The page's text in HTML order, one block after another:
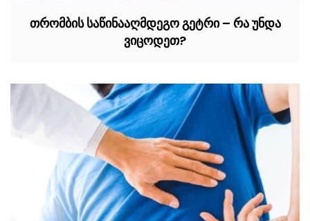
თრომბის საწინააღმდეგო გეტრი – რა უნდა
ვიცოდეთ?